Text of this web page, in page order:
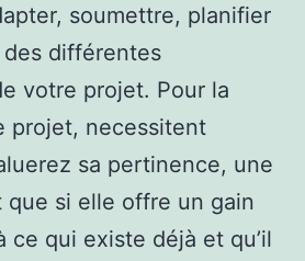
soumettre, planifier
différentes
votre projet. Pour la
projet, necessitent
sa pertinence, une
que si elle offre un gain
ce qui existe déjà et qu’il